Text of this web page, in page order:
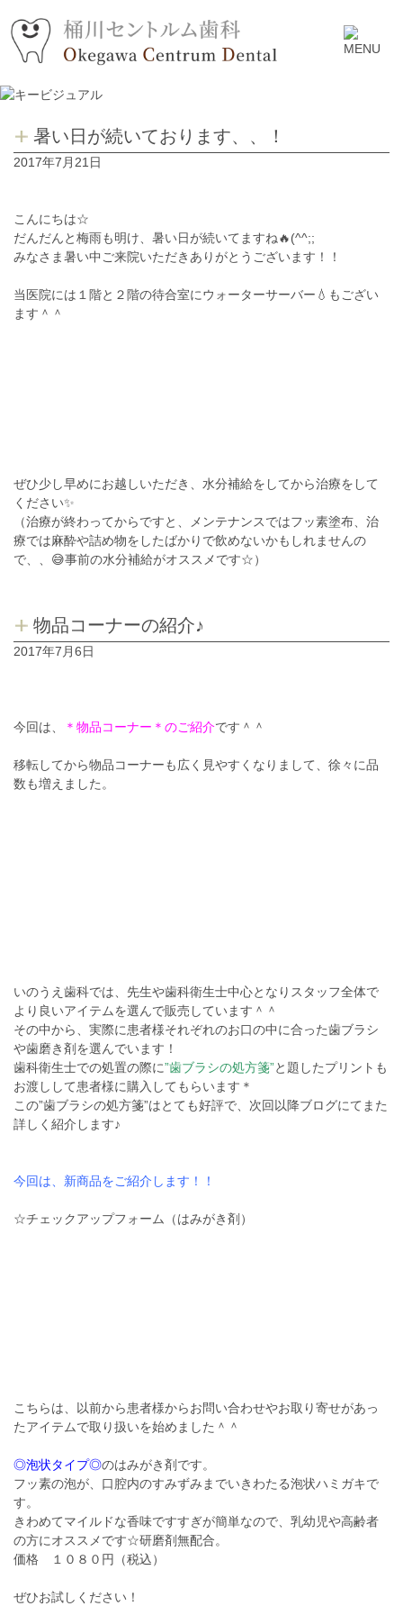
暑い日が続いております、、！
2017年7月21日
こんにちは☆
だんだんと梅雨も明け、暑い日が続いてますね🔥(^^;;
みなさま暑い中ご来院いただきありがとうございます！！
当医院には１階と２階の待合室にウォーターサーバー💧もござい
ます＾＾
ぜひ少し早めにお越しいただき、水分補給をしてから治療をして
ください✨
（治療が終わってからですと、メンテナンスではフッ素塗布、治
療では麻酔や詰め物をしたばかりで飲めないかもしれませんの
で、、😅事前の水分補給がオススメです☆）
物品コーナーの紹介♪
2017年7月6日
今回は、 ＊物品コーナー＊のご紹介です＾＾
移転してから物品コーナーも広く見やすくなりまして、徐々に品
数も増えました。
いのうえ歯科では、先生や歯科衛生士中心となりスタッフ全体で
より良いアイテムを選んで販売しています＾＾
その中から、実際に患者様それぞれのお口の中に合った歯ブラシ
や歯磨き剤を選んでいます！
歯科衛生士での処置の際に”歯ブラシの処方箋”と題したプリントも
お渡しして患者様に購入してもらいます＊
この”歯ブラシの処方箋”はとても好評で、次回以降ブログにてまた
詳しく紹介します♪
今回は、新商品をご紹介します！！
☆チェックアップフォーム（はみがき剤）
こちらは、以前から患者様からお問い合わせやお取り寄せがあっ
たアイテムで取り扱いを始めました＾＾
◎泡状タイプ◎のはみがき剤です。
フッ素の泡が、口腔内のすみずみまでいきわたる泡状ハミガキで
す。
きわめてマイルドな香味ですすぎが簡単なので、乳幼児や高齢者
の方にオススメです☆研磨剤無配合。
価格 １０８０円（税込）
ぜひお試しください！